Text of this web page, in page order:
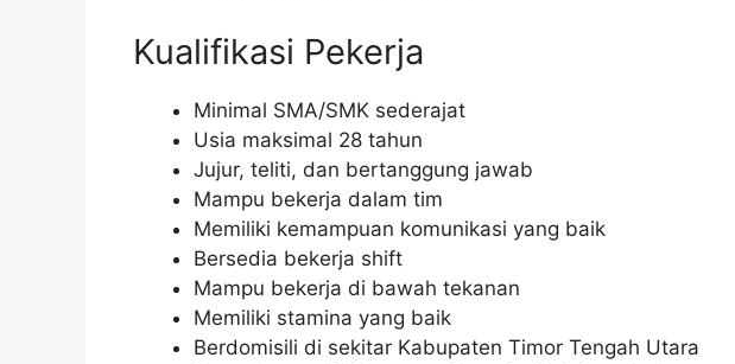
Kualifikasi Pekerja
Minimal SMA/SMK sederajat
Usia maksimal 28 tahun
Jujur, teliti, dan bertanggung jawab
Mampu bekerja dalam tim
Memiliki kemampuan komunikasi yang baik
Bersedia bekerja shift
Mampu bekerja di bawah tekanan
Memiliki stamina yang baik
Berdomisili di sekitar Kabupaten Timor Tengah Utara